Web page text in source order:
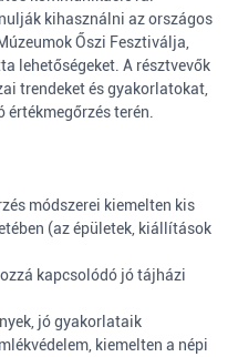
kihasználni az országos
Őszi Fesztiválja,
lehetőségeket. A résztvevők
trendeket és gyakorlatokat,
terén.
módszerei kiemelten kis
(az épületek, kiállítások
kapcsolódó jó tájházi
jó gyakorlataik
kiemelten a népi